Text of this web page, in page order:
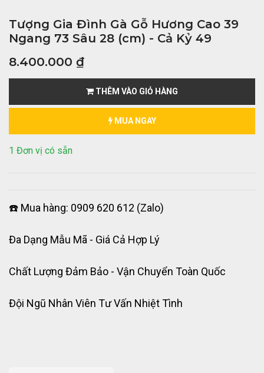
Tượng Gia Đình Gà Gỗ Hương Cao 39
Ngang 73 Sâu 28 (cm) - Cả Kỷ 49
8.400.000 ₫
THÊM VÀO GIỎ HÀNG
MUA NGAY
1 Đơn vị có sẵn
☎️ Mua hàng: 0909 620 612 (Zalo)
Đa Dạng Mẫu Mã - Giá Cả Hợp Lý
Chất Lượng Đảm Bảo - Vận Chuyển Toàn Quốc
Đội Ngũ Nhân Viên Tư Vấn Nhiệt Tình